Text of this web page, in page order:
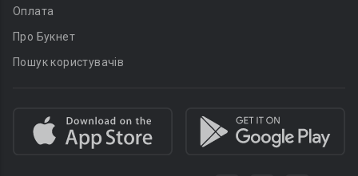
Оплата
Про Букнет
Пошук користувачів